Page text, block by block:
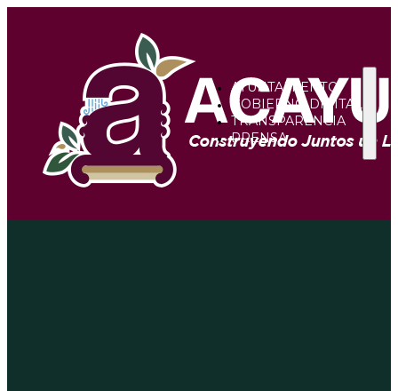
AYUNTAMIENTO
GOBIERNO DIGITAL
TRANSPARENCIA
PRENSA